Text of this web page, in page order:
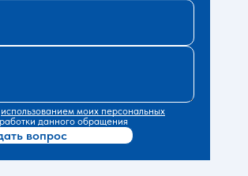
использованием моих персональных
данного обращения
вопрос